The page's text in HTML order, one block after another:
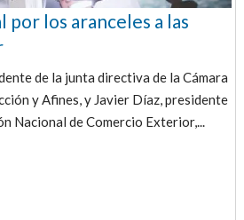
por los aranceles a las
de la junta directiva de la Cámara
y Afines, y Javier Díaz, presidente
Nacional de Comercio Exterior,...